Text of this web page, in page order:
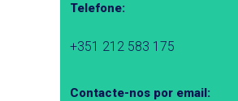
Telefone:
+351 212 583 175
Contacte-nos por email: